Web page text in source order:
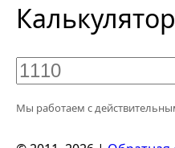
Калькулятор
Мы работаем с